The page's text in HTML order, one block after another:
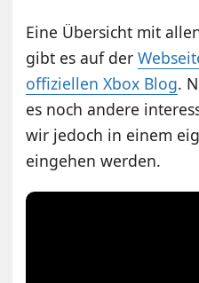
Eine Übersicht mit
gibt es auf der
offiziellen Xbox Blog.
es noch andere
wir jedoch in einem
eingehen werden.